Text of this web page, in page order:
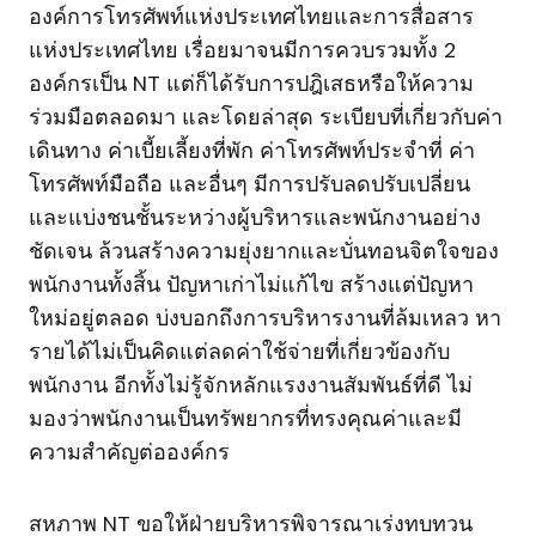
องค์การโทรศัพท์แห่งประเทศไทยและการสื่อสาร
แห่งประเทศไทย เรื่อยมาจนมีการควบรวมทั้ง 2
องค์กรเป็น NT แต่ก็ได้รับการปฎิเสธหรือให้ความ
ร่วมมือตลอดมา และโดยล่าสุด ระเบียบที่เกี่ยวกับค่า
เดินทาง ค่าเบี้ยเลี้ยงที่พัก ค่าโทรศัพท์ประจำที่ ค่า
โทรศัพท์มือถือ และอื่นๆ มีการปรับลดปรับเปลี่ยน
และแบ่งชนชั้นระหว่างผู้บริหารและพนักงานอย่าง
ชัดเจน ล้วนสร้างความยุ่งยากและบั่นทอนจิตใจของ
พนักงานทั้งสิ้น ปัญหาเก่าไม่แก้ไข สร้างแต่ปัญหา
ใหม่อยู่ตลอด บ่งบอกถึงการบริหารงานที่ล้มเหลว หา
รายได้ไม่เป็นคิดแต่ลดค่าใช้จ่ายที่เกี่ยวข้องกับ
พนักงาน อีกทั้งไม่รู้จักหลักแรงงานสัมพันธ์ที่ดี ไม่
มองว่าพนักงานเป็นทรัพยากรที่ทรงคุณค่าและมี
ความสำคัญต่อองค์กร
สหภาพ NT ขอให้ฝ่ายบริหารพิจารณาเร่งทบทวน